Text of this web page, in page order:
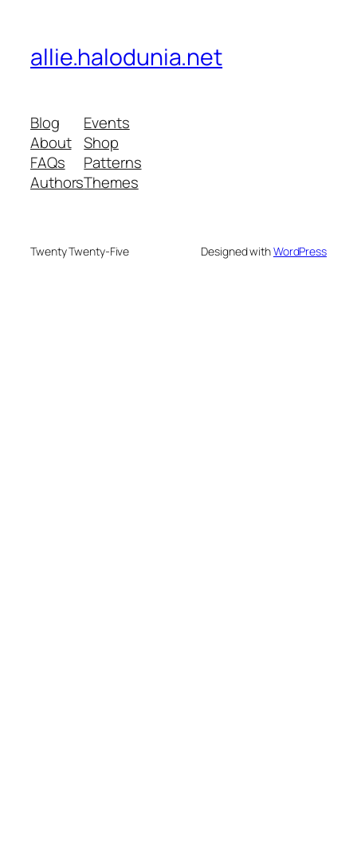
allie.halodunia.net
Blog
About
FAQs
Authors
Events
Shop
Patterns
Themes
Twenty Twenty-Five Designed withWordPress